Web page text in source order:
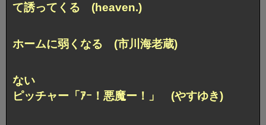
て誘ってくる (heaven.)
ホームに弱くなる (市川海老蔵)
ない
ピッチャー「ｱｰ！悪魔ー！」 (やすゆき)